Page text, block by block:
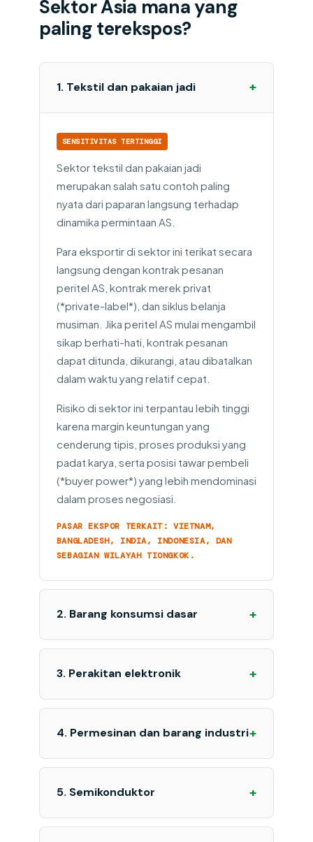
Sektor Asia mana yang
paling terekspos?
1. Tekstil dan pakaian jadi +
SENSITIVITAS TERTINGGI
Sektor tekstil dan pakaian jadi
merupakan salah satu contoh paling
nyata dari paparan langsung terhadap
dinamika permintaan AS.
Para eksportir di sektor ini terikat secara
langsung dengan kontrak pesanan
peritel AS, kontrak merek privat
(*private-label*), dan siklus belanja
musiman. Jika peritel AS mulai mengambil
sikap berhati-hati, kontrak pesanan
dapat ditunda, dikurangi, atau dibatalkan
dalam waktu yang relatif cepat.
Risiko di sektor ini terpantau lebih tinggi
karena margin keuntungan yang
cenderung tipis, proses produksi yang
padat karya, serta posisi tawar pembeli
(*buyer power*) yang lebih mendominasi
dalam proses negosiasi.
PASAR EKSPOR TERKAIT: VIETNAM,
BANGLADESH, INDIA, INDONESIA, DAN
SEBAGIAN WILAYAH TIONGKOK.
2. Barang konsumsi dasar +
3. Perakitan elektronik +
4. Permesinan dan barang industri+
5. Semikonduktor +